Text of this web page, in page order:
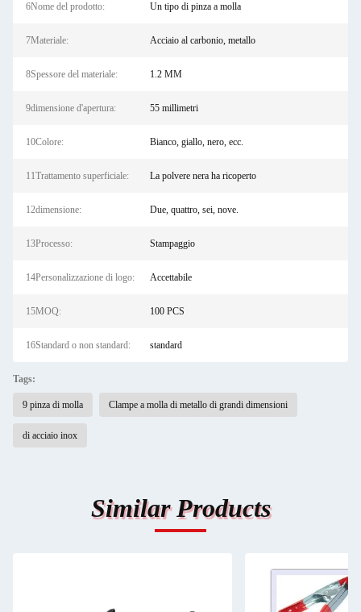
6Nome del prodotto: Un tipo di pinza a molla
7Materiale: Acciaio al carbonio, metallo
8Spessore del materiale: 1.2 MM
9dimensione d'apertura: 55 millimetri
10Colore: Bianco, giallo, nero, ecc.
11Trattamento superficiale: La polvere nera ha ricoperto
12dimensione: Due, quattro, sei, nove.
13Processo: Stampaggio
14Personalizzazione di logo: Accettabile
15MOQ: 100 PCS
16Standard o non standard: standard
Tags:
9 pinza di molla Clampe a molla di metallo di grandi dimensioni
di acciaio inox
Similar Products